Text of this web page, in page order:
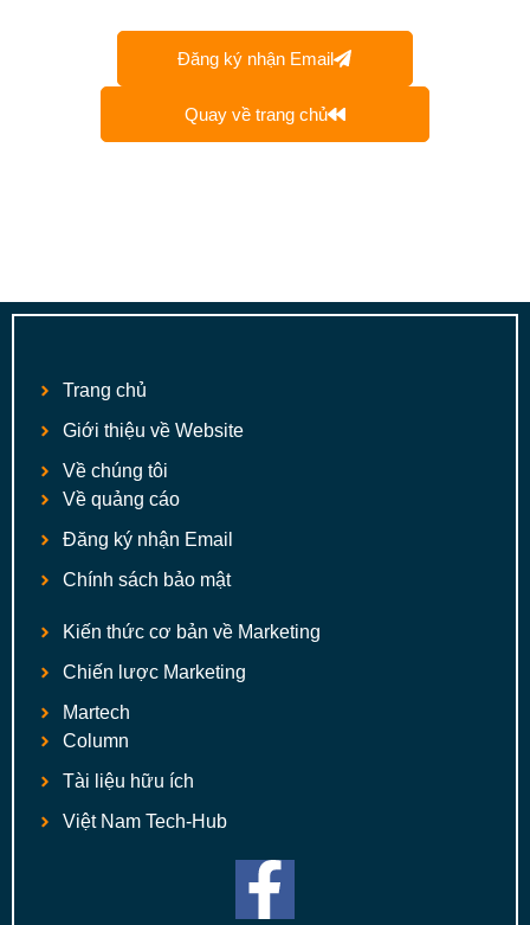
Đăng ký nhận Email
Quay về trang chủ
Trang chủ
Giới thiệu về Website
Về chúng tôi
Về quảng cáo
Đăng ký nhận Email
Chính sách bảo mật
Kiến thức cơ bản về Marketing
Chiến lược Marketing
Martech
Column
Tài liệu hữu ích
Việt Nam Tech-Hub